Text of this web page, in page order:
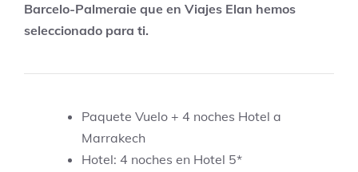
Barcelo-Palmeraie que en Viajes Elan hemos
seleccionado para ti.
Paquete Vuelo + 4 noches Hotel a
Marrakech
Hotel: 4 noches en Hotel 5*